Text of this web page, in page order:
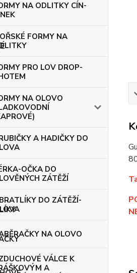
NA ODLITKY CÍN-
FORMY NA
PRO LOV DROP-
NA OLOVO
A HADIČKY DO
OČKA DO
ZÁTĚŽÍ
DO ZÁTĚŽÍ-
NA OLOVO
VÁLCE K
A